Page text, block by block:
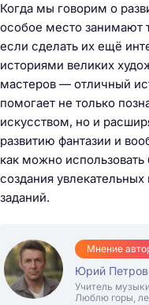
Когда мы говорим о
особое место занимают
если сделать их ещё
историями великих
мастеров — отличный
помогает не только
искусством, но и
развитию фантазии и
как можно
создания
заданий.
Мнение
Юрий
Учитель
Люблю горы,